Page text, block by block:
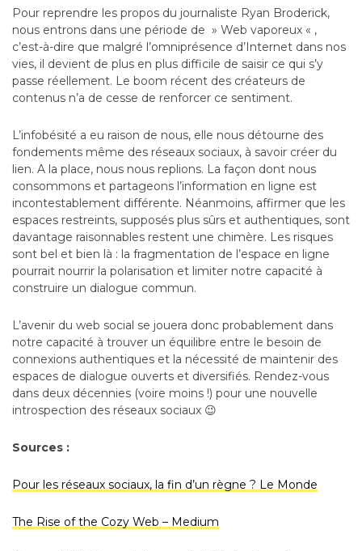
Pour reprendre les propos du journaliste Ryan Broderick,
nous entrons dans une période de » Web vaporeux « ,
c’est-à-dire que malgré l’omniprésence d’Internet dans nos
vies, il devient de plus en plus difficile de saisir ce qui s’y
passe réellement. Le boom récent des créateurs de
contenus n’a de cesse de renforcer ce sentiment.
L’infobésité a eu raison de nous, elle nous détourne des
fondements même des réseaux sociaux, à savoir créer du
lien. A la place, nous nous replions. La façon dont nous
consommons et partageons l’information en ligne est
incontestablement différente. Néanmoins, affirmer que les
espaces restreints, supposés plus sûrs et authentiques, sont
davantage raisonnables restent une chimère. Les risques
sont bel et bien là : la fragmentation de l’espace en ligne
pourrait nourrir la polarisation et limiter notre capacité à
construire un dialogue commun.
L’avenir du web social se jouera donc probablement dans
notre capacité à trouver un équilibre entre le besoin de
connexions authentiques et la nécessité de maintenir des
espaces de dialogue ouverts et diversifiés. Rendez-vous
dans deux décennies (voire moins !) pour une nouvelle
introspection des réseaux sociaux 😉
Sources :
Pour les réseaux sociaux, la fin d’un règne ? Le Monde
The Rise of the Cozy Web – Medium